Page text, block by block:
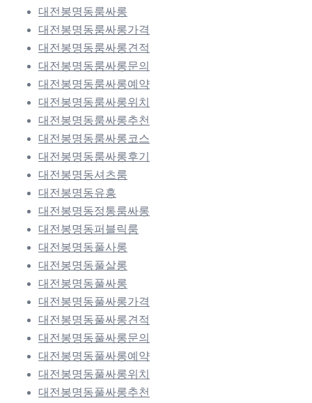
대전봉명동룸싸롱
대전봉명동룸싸롱가격
대전봉명동룸싸롱견적
대전봉명동룸싸롱문의
대전봉명동룸싸롱예약
대전봉명동룸싸롱위치
대전봉명동룸싸롱추천
대전봉명동룸싸롱코스
대전봉명동룸싸롱후기
대전봉명동셔츠룸
대전봉명동유흥
대전봉명동정통룸싸롱
대전봉명동퍼블릭룸
대전봉명동풀사롱
대전봉명동풀살롱
대전봉명동풀싸롱
대전봉명동풀싸롱가격
대전봉명동풀싸롱견적
대전봉명동풀싸롱문의
대전봉명동풀싸롱예약
대전봉명동풀싸롱위치
대전봉명동풀싸롱추천